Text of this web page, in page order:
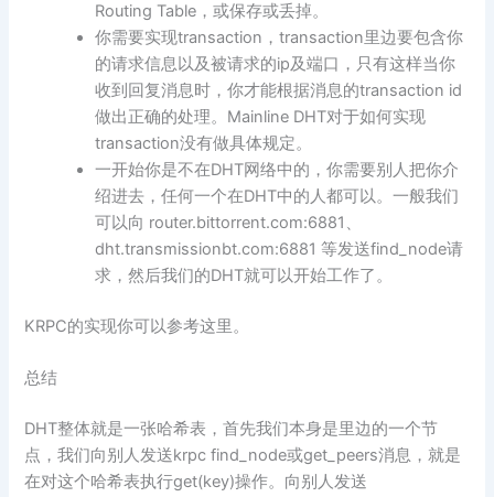
Routing Table，或保存或丢掉。
你需要实现transaction，transaction里边要包含你
的请求信息以及被请求的ip及端口，只有这样当你
收到回复消息时，你才能根据消息的transaction id
做出正确的处理。Mainline DHT对于如何实现
transaction没有做具体规定。
一开始你是不在DHT网络中的，你需要别人把你介
绍进去，任何一个在DHT中的人都可以。一般我们
可以向 router.bittorrent.com:6881、
dht.transmissionbt.com:6881 等发送find_node请
求，然后我们的DHT就可以开始工作了。
KRPC的实现你可以参考这里。
总结
DHT整体就是一张哈希表，首先我们本身是里边的一个节
点，我们向别人发送krpc find_node或get_peers消息，就是
在对这个哈希表执行get(key)操作。向别人发送